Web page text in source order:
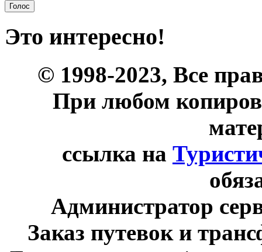
Это интересно!
© 1998-2023, Все
При любом
ссылка на
Администратор
Заказ путевок и